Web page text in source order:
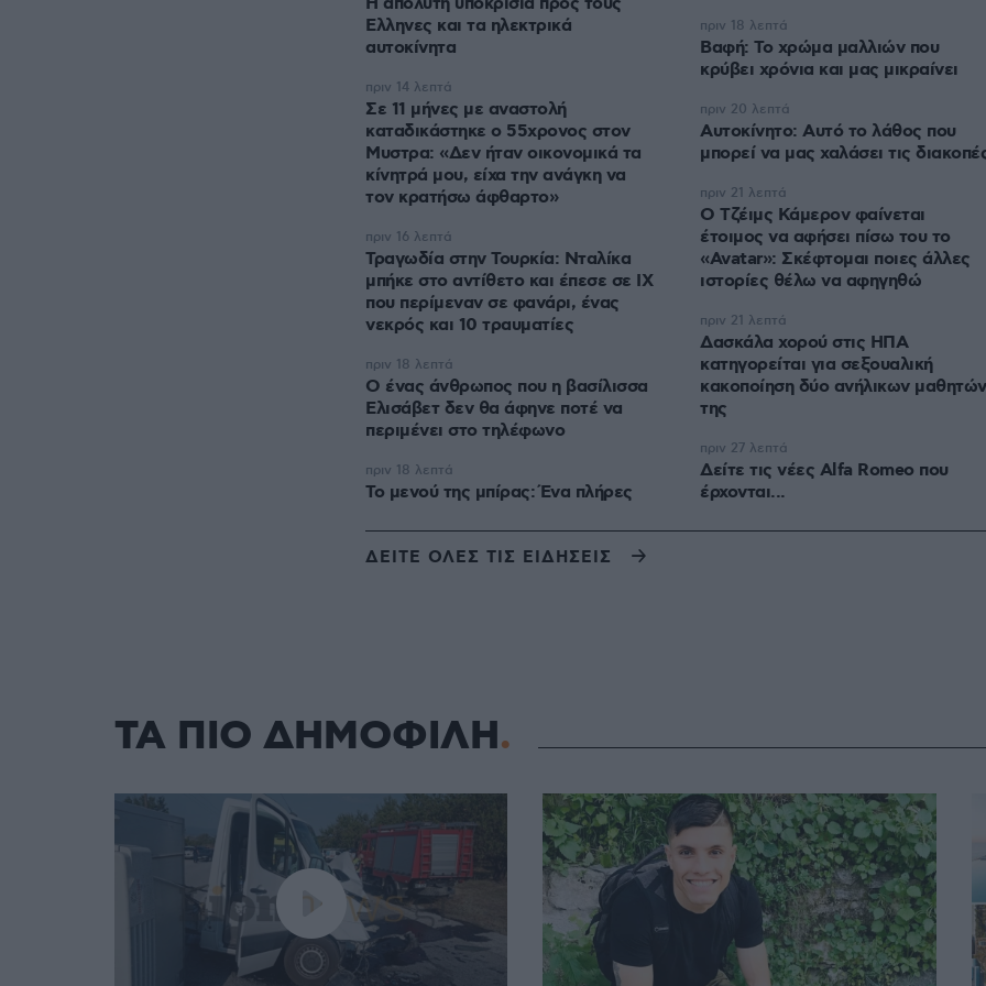
Ελληνες και τα ηλεκτρικά
αυτοκίνητα
Σε 11 μήνες με αναστολή
καταδικάστηκε ο 55χρονος στον
Μυστρα: «Δεν ήταν οικονομικά τα
κίνητρά μου, είχα την ανάγκη να
τον κρατήσω άφθαρτο»
πριν 14 λεπτά
Τραγωδία στην Τουρκία: Νταλίκα
μπήκε στο αντίθετο και έπεσε σε ΙΧ
που περίμεναν σε φανάρι, ένας
νεκρός και 10 τραυματίες
πριν 16 λεπτά
Ο ένας άνθρωπος που η βασίλισσα
Ελισάβετ δεν θα άφηνε ποτέ να
περιμένει στο τηλέφωνο
πριν 18 λεπτά
Το μενού της μπίρας: Ένα πλήρες
πριν 18 λεπτά
Βαφή: Το χρώμα μαλλιών που
κρύβει χρόνια και μας μικραίνει
πριν 18 λεπτά
Αυτοκίνητο: Αυτό το λάθος που
μπορεί να μας χαλάσει τις
πριν 20 λεπτά
Ο Τζέιμς Κάμερον φαίνεται
έτοιμος να αφήσει πίσω του το
«Avatar»: Σκέφτομαι ποιες άλλες
ιστορίες θέλω να αφηγηθώ
πριν 21 λεπτά
Δασκάλα χορού στις ΗΠΑ
κατηγορείται για σεξουαλική
κακοποίηση δύο ανήλικων μαθητών
της
πριν 21 λεπτά
Δείτε τις νέες Alfa Romeo που
έρχονται...
πριν 27 λεπτά
ΔΕΙΤΕ ΟΛΕΣ ΤΙΣ ΕΙΔΗΣΕΙΣ
ΤΑ ΠΙΟ ΔΗΜΟΦΙΛΗ